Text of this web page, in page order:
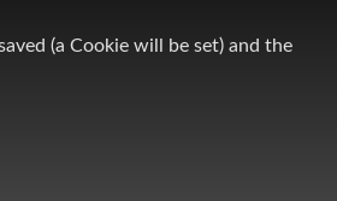
(a Cookie will be set) and the